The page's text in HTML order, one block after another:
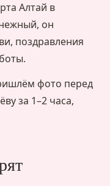
Алтай в
он
поздравления
фото перед
за 1–2 часа,